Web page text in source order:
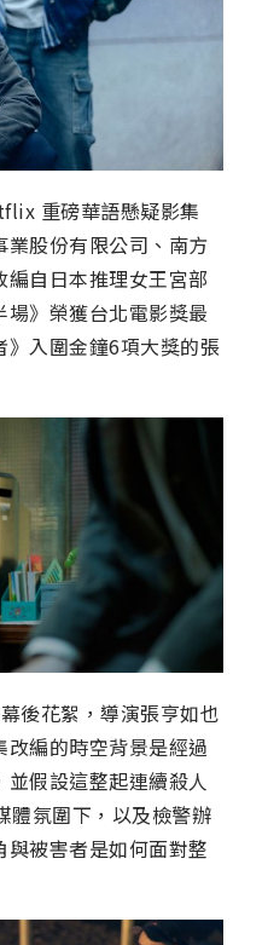
重磅華語懸疑影集
業股份有限公司、南方
自日本推理女王宮部
場》榮獲台北電影獎最
》入圍金鐘6項大獎的張
後花絮，導演張亨如也
編的時空背景是經過
假設這整起連續殺人
體氛圍下，以及檢警辦
被害者是如何面對整